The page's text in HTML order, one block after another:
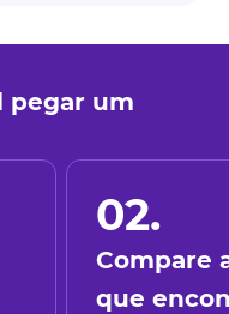
pegar um
02.
Compare
que